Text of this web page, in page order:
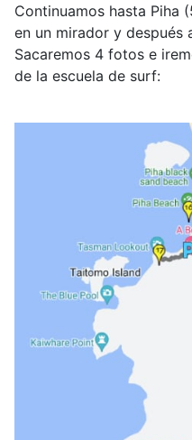
Continuamos hasta Piha
en un mirador y después
Sacaremos 4 fotos e
de la escuela de surf: